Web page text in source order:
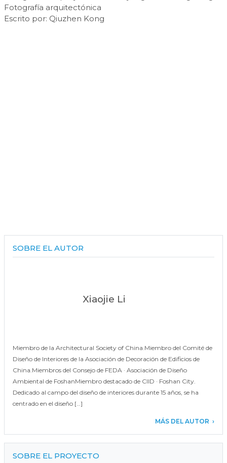
Fotografía arquitectónica
Escrito por: Qiuzhen Kong
SOBRE EL AUTOR
Xiaojie Li
Miembro de la Architectural Society of China.Miembro del Comité de
Diseño de Interiores de la Asociación de Decoración de Edificios de
China.Miembros del Consejo de FEDA · Asociación de Diseño
Ambiental de FoshanMiembro destacado de CIID · Foshan City.
Dedicado al campo del diseño de interiores durante 15 años, se ha
centrado en el diseño […]
MÁS DEL AUTOR
SOBRE EL PROYECTO